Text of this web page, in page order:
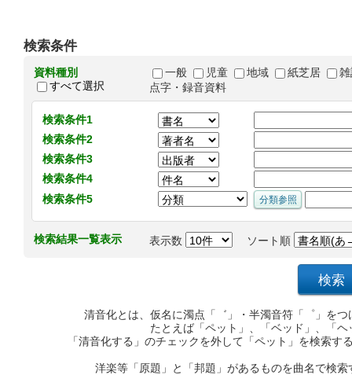
検索条件
資料種別
すべて選択
一般 児童 地域 紙芝居
点字・録音資料
検索条件1
検索条件2
検索条件3
検索条件4
検索条件5
検索結果一覧表示 表示数 ソート順
清音化とは、仮名に濁点「゛」・半濁音符「゜」を
たとえば「ペット」、「ベッド」、「
「清音化する」のチェックを外して「ペット」を検索
洋楽等「原題」と「邦題」があるものを曲名で検